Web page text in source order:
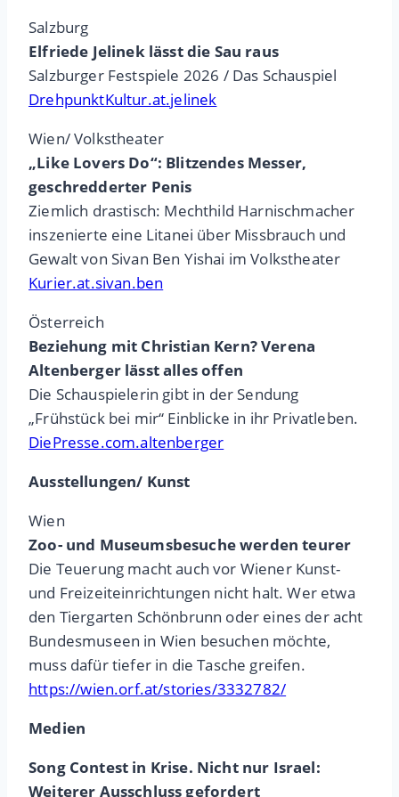
Salzburg
Elfriede Jelinek lässt die Sau raus
Salzburger Festspiele 2026 / Das Schauspiel
DrehpunktKultur.at.jelinek
Wien/ Volkstheater
„Like Lovers Do“: Blitzendes Messer,
geschredderter Penis
Ziemlich drastisch: Mechthild Harnischmacher
inszenierte eine Litanei über Missbrauch und
Gewalt von Sivan Ben Yishai im Volkstheater
Kurier.at.sivan.ben
Österreich
Beziehung mit Christian Kern? Verena
Altenberger lässt alles offen
Die Schauspielerin gibt in der Sendung
„Frühstück bei mir“ Einblicke in ihr Privatleben.
DiePresse.com.altenberger
Ausstellungen/ Kunst
Wien
Zoo- und Museumsbesuche werden teurer
Die Teuerung macht auch vor Wiener Kunst-
und Freizeiteinrichtungen nicht halt. Wer etwa
den Tiergarten Schönbrunn oder eines der acht
Bundesmuseen in Wien besuchen möchte,
muss dafür tiefer in die Tasche greifen.
https://wien.orf.at/stories/3332782/
Medien
Song Contest in Krise. Nicht nur Israel:
Weiterer Ausschluss gefordert